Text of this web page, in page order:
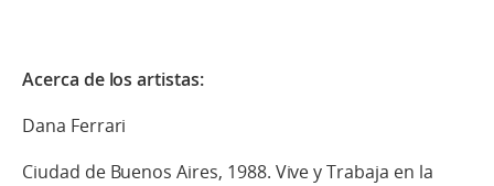
Acerca de los artistas:
Dana Ferrari
Ciudad de Buenos Aires, 1988. Vive y Trabaja en la